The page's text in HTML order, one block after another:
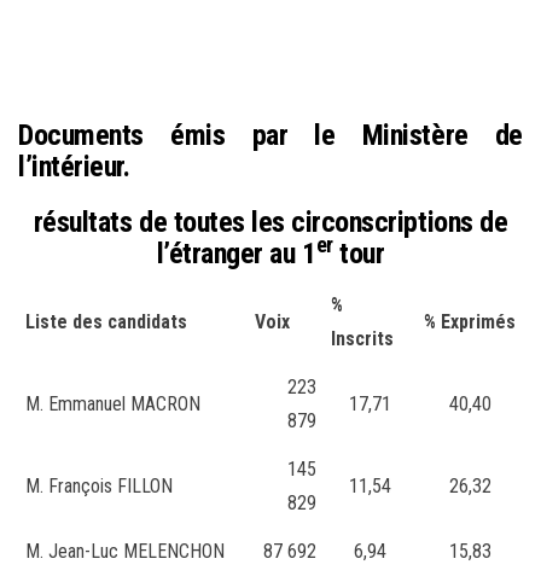
Documents émis par le Ministère de
l’intérieur.
résultats de toutes les circonscriptions de
l’étranger au 1ertour
Liste des candidats Voix
%
Inscrits
% Exprimés
M. Emmanuel MACRON
223
879
17,71 40,40
M. François FILLON
145
829
11,54 26,32
M. Jean-Luc MELENCHON 87 692 6,94 15,83